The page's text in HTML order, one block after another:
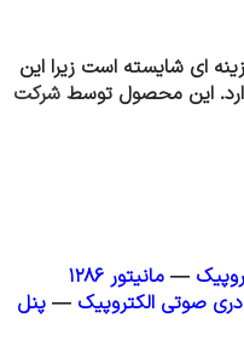
ای شایسته است زیرا این
این محصول توسط شرکت
—
مانیتور ۱۲۸۶
صوتی الکتروپیک — پنل